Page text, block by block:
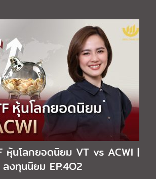
หุ้นโลกยอดนิยม VT vs ACWI |
ลงทุนนิยม EP.4O2